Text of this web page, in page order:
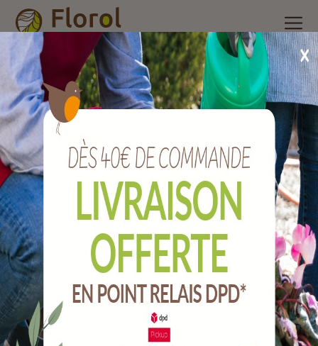
Accueil Nos produits /Engrais et produits phytosanitaire/
Phèromones, pièges et accessoires/Piége à phéromone vers
des pommes et poires
Piége à phéromone vers des pommes et
poires
Ref : SOPIPOMME
EAN :